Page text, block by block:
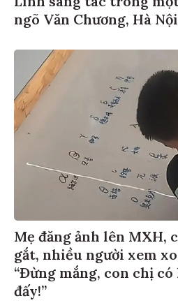
ngõ Văn Chương, Hà Nội
Mẹ đăng ảnh lên MXH,
gắt, nhiều người xem
“Đừng mắng, con chị
đấy!”